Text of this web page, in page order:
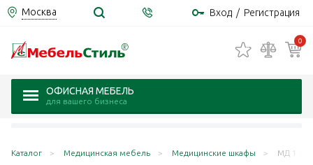
Москва Вход / Регистрация
0
ОФИСНАЯ МЕБЕЛЬ
для вашего бизнеса
Каталог Медицинская мебель Медицинские шкафы МД 1